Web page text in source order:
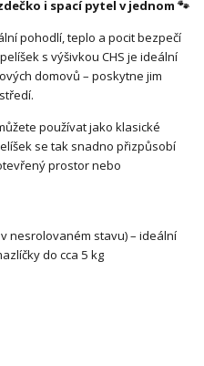
i spací pytel v jednom 🐾
pohodlí, teplo a pocit bezpečí
s výšivkou CHS je ideální
domovů – poskytne jim
používat jako klasické
se tak snadno přizpůsobí
prostor nebo
nesrolovaném stavu) – ideální
do cca 5 kg